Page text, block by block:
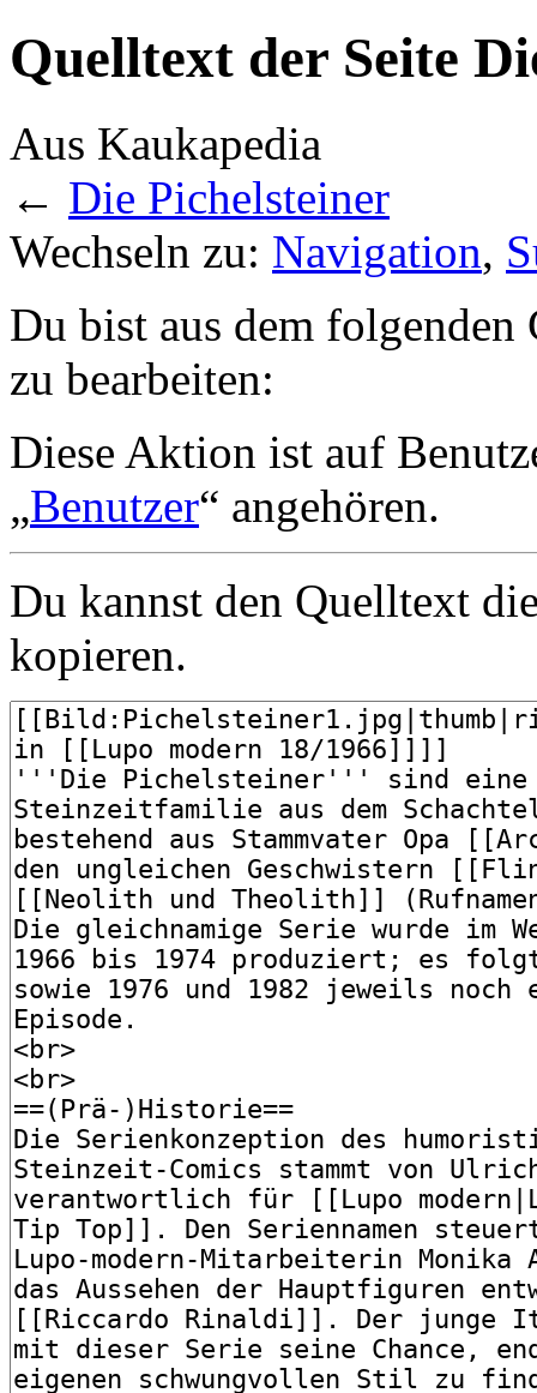
Quelltext der Seite
Aus Kaukapedia
← Die Pichelsteiner
Wechseln zu: Navigation,
Du bist aus dem
zu bearbeiten:
Diese Aktion ist auf
„Benutzer“ angehören.
Du kannst den Quelltext
kopieren.